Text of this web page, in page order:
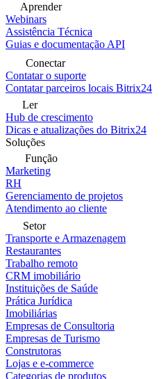
Aprender
Webinars
Assistência Técnica
Guias e documentação API
Conectar
Contatar o suporte
Contatar parceiros locais Bitrix24
Ler
Hub de crescimento
Dicas e atualizações do Bitrix24
Soluções
Função
Marketing
RH
Gerenciamento de projetos
Atendimento ao cliente
Setor
Transporte e Armazenagem
Restaurantes
Trabalho remoto
CRM imobiliário
Instituições de Saúde
Prática Jurídica
Imobiliárias
Empresas de Consultoria
Empresas de Turismo
Construtoras
Lojas e e-commerce
Categorias de produtos